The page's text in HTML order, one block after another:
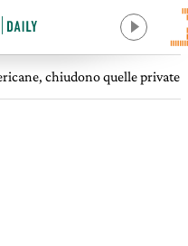
chiudono quelle private